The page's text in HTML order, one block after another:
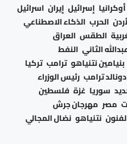
أوكرانيا إسرائيل إيران اسرائيل
الحرب الذكاء الاصطناعي
الطقس العراق
الثاني النفط
بنيامين نتنياهو ترامب تركيا
دونالد ترامب رئيس الوزراء
سوريا غزة فلسطين
مصر مهرجان جرش
نتنياهو نضال المجالي